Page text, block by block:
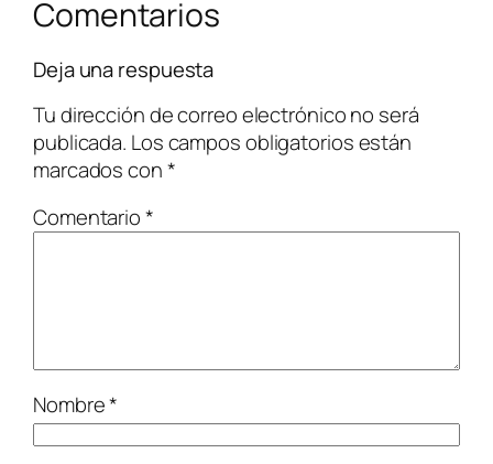
Comentarios
Deja una respuesta
Tu dirección de correo electrónico no será
publicada. Los campos obligatorios están
marcados con*
Comentario*
Nombre*